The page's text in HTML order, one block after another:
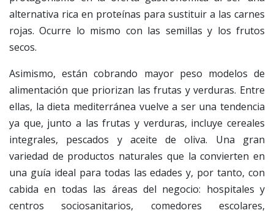
alternativa rica en proteínas para sustituir a las carnes
rojas. Ocurre lo mismo con las semillas y los frutos
secos.
Asimismo, están cobrando mayor peso modelos de
alimentación que priorizan las frutas y verduras. Entre
ellas, la dieta mediterránea vuelve a ser una tendencia
ya que, junto a las frutas y verduras, incluye cereales
integrales, pescados y aceite de oliva. Una gran
variedad de productos naturales que la convierten en
una guía ideal para todas las edades y, por tanto, con
cabida en todas las áreas del negocio: hospitales y
centros sociosanitarios, comedores escolares,